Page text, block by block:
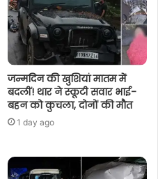
जन्मदिन की खुशियां मातम में
बदलीं! थार ने स्कूटी सवार भाई-
बहन को कुचला, दोनों की मौत
1 day ago